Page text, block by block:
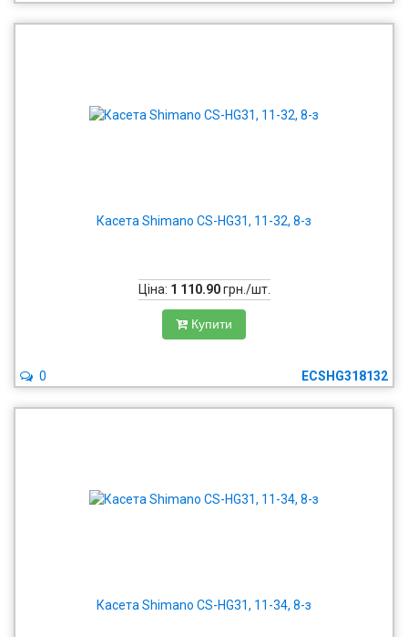
Касета Shimano CS-HG31, 11-32, 8-з
Ціна: 1 110.90грн./шт.
Купити
ECSHG318132
0
Касета Shimano CS-HG31, 11-34, 8-з